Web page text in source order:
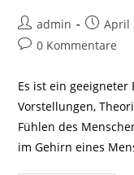
Beitrags-
Autor:
admin
Beitrag
April
Beitrags-
0 Kommentare
Es ist ein geeigneter
Vorstellungen,
Fühlen des
im Gehirn eines